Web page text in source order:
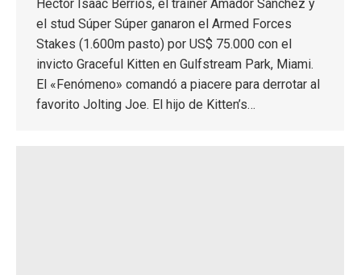
Héctor Isaac Berríos, el trainer Amador Sánchez y
el stud Súper Súper ganaron el Armed Forces
Stakes (1.600m pasto) por US$ 75.000 con el
invicto Graceful Kitten en Gulfstream Park, Miami.
El «Fenómeno» comandó a piacere para derrotar al
favorito Jolting Joe. El hijo de Kitten’s…